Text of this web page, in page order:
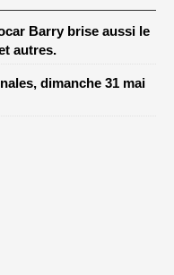
Barry brise aussi le
autres.
dimanche 31 mai